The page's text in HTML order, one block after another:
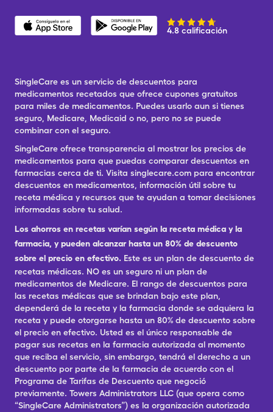
4.8 calificación
SingleCare es un servicio de descuentos para
medicamentos recetados que ofrece cupones gratuitos
para miles de medicamentos. Puedes usarlo aun si tienes
seguro, Medicare, Medicaid o no, pero no se puede
combinar con el seguro.
SingleCare ofrece transparencia al mostrar los precios de
medicamentos para que puedas comparar descuentos en
farmacias cerca de ti. Visita singlecare.com para encontrar
descuentos en medicamentos, información útil sobre tu
receta médica y recursos que te ayudan a tomar decisiones
informadas sobre tu salud.
Los ahorros en recetas varían según la receta médica y la
farmacia, y pueden alcanzar hasta un 80% de descuento
sobre el precio en efectivo. Este es un plan de descuento de
recetas médicas. NO es un seguro ni un plan de
medicamentos de Medicare. El rango de descuentos para
las recetas médicas que se brindan bajo este plan,
dependerá de la receta y la farmacia donde se adquiera la
receta y puede otorgarse hasta un 80% de descuento sobre
el precio en efectivo. Usted es el único responsable de
pagar sus recetas en la farmacia autorizada al momento
que reciba el servicio, sin embargo, tendrá el derecho a un
descuento por parte de la farmacia de acuerdo con el
Programa de Tarifas de Descuento que negoció
previamente. Towers Administrators LLC (que opera como
“SingleCare Administrators”) es la organización autorizada